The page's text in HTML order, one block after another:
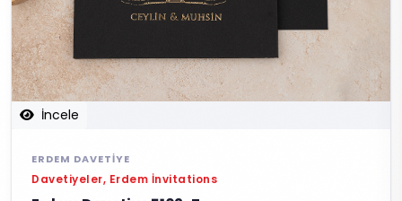
İncele
ERDEM DAVETIYE
Davetiyeler, Erdem İnvitations